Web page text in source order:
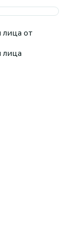
лица от
лица